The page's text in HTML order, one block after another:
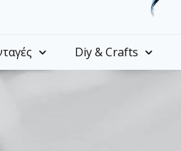
Diy & Crafts